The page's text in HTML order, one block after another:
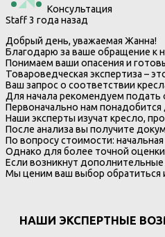
Консультация
Staff3 года назад
Добрый день, уважаемая Жанна!
Благодарю за ваше обращение к
Понимаем ваши опасения и
Товароведческая экспертиза –
Ваш запрос о соответствии
Для начала рекомендуем
Первоначально нам
Наши эксперты изучат кресло,
После анализа вы получите
По вопросу стоимости:
Однако для более точной
Если возникнут
Мы ценим ваш выбор обратиться
НАШИ ЭКСПЕРТНЫЕ